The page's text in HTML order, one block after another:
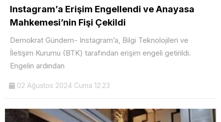
Instagram’a Erişim Engellendi ve Anayasa
Mahkemesi’nin Fişi Çekildi
Demokrat Gündem- Instagram’a, Bilgi Teknolojileri ve
İletişim Kurumu (BTK) tarafından erişim engeli getirildi.
Engelin ardından
02 Ağustos 2024 Cuma 12:23